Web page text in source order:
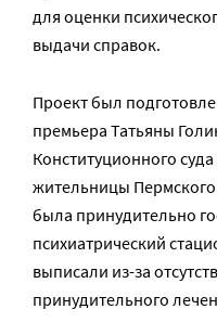
для оценки
выдачи справок.
Проект был
премьера Татьяны
Конституционного
жительницы Пермского
была принудительно
психиатрический
выписали из-за
принудительного